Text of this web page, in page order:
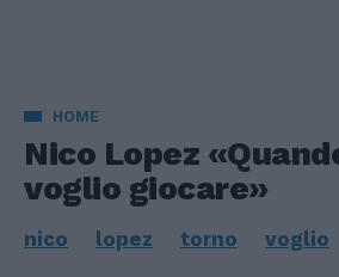
HOME
Nico Lopez
voglio giocare»
nico lopez torno voglio